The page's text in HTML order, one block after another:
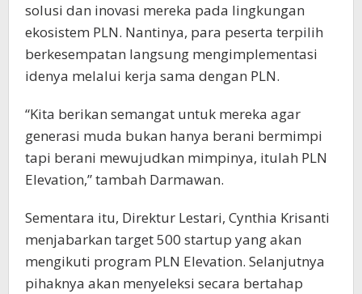
solusi dan inovasi mereka pada lingkungan
ekosistem PLN. Nantinya, para peserta terpilih
berkesempatan langsung mengimplementasi
idenya melalui kerja sama dengan PLN.
“Kita berikan semangat untuk mereka agar
generasi muda bukan hanya berani bermimpi
tapi berani mewujudkan mimpinya, itulah PLN
Elevation,” tambah Darmawan.
Sementara itu, Direktur Lestari, Cynthia Krisanti
menjabarkan target 500 startup yang akan
mengikuti program PLN Elevation. Selanjutnya
pihaknya akan menyeleksi secara bertahap